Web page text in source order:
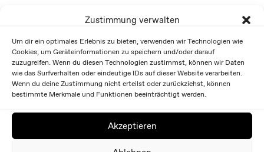
Zustimmung verwalten
Um dir ein optimales Erlebnis zu bieten, verwenden wir Technologien wie
Cookies, um Geräteinformationen zu speichern und/oder darauf
zuzugreifen. Wenn du diesen Technologien zustimmst, können wir Daten
wie das Surfverhalten oder eindeutige IDs auf dieser Website verarbeiten.
Wenn du deine Zustimmung nicht erteilst oder zurückziehst, können
bestimmte Merkmale und Funktionen beeinträchtigt werden.
Akzeptieren